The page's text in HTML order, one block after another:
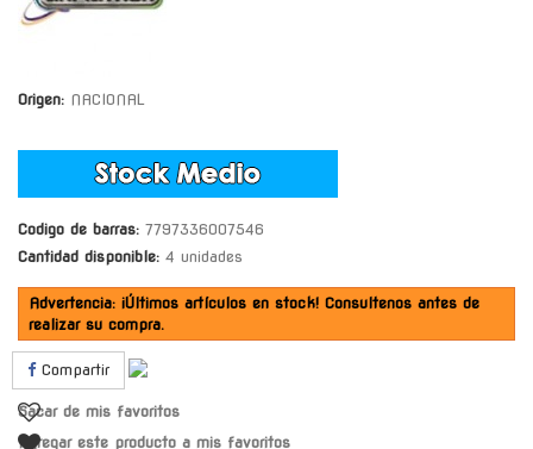
Origen: NACIONAL
Codigo de barras: 7797336007546
Cantidad disponible: 4 unidades
Advertencia: ¡Últimos artículos en stock! Consultenos antes de
realizar su compra.
Compartir
Sacar de mis favoritos
Agregar este producto a mis favoritos